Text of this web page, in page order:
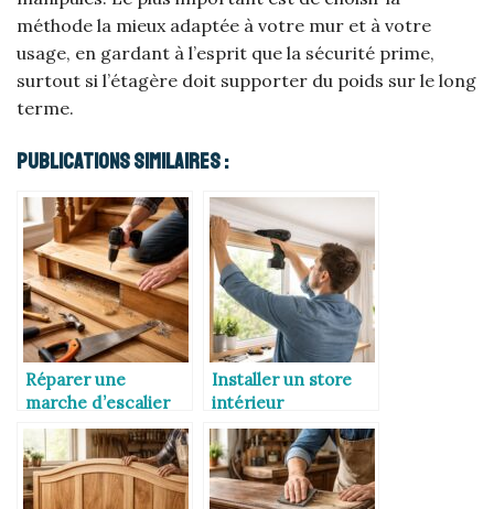
méthode la mieux adaptée à votre mur et à votre
usage, en gardant à l’esprit que la sécurité prime,
surtout si l’étagère doit supporter du poids sur le long
terme.
Publications Similaires :
Réparer une
marche d’escalier
en bois
Installer un store
intérieur